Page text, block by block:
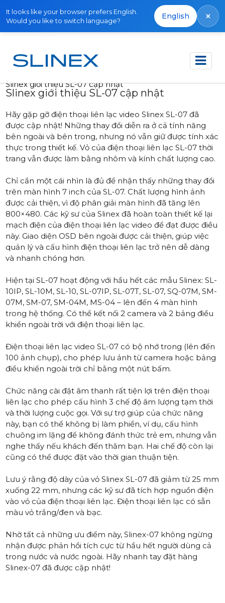
It looks like your browser prefers English.
Would you like to switch language?
English ×
Trang chủ Tin tức
Slinex giới thiệu SL-07 cập nhật
Slinex giới thiệu SL-07 cập nhật
Hãy gặp gỡ điện thoại liên lạc video Slinex SL-07 đã
được cập nhật! Những thay đổi diễn ra ở cả tính năng
bên ngoài và bên trong, nhưng nó vẫn giữ được tính xác
thực trong thiết kế. Vỏ của điện thoại liên lạc SL-07 thời
trang vẫn được làm bằng nhôm và kính chất lượng cao.
Chỉ cần một cái nhìn là đủ để nhận thấy những thay đổi
trên màn hình 7 inch của SL-07. Chất lượng hình ảnh
được cải thiện, vì độ phân giải màn hình đã tăng lên
800×480. Các kỹ sư của Slinex đã hoàn toàn thiết kế lại
mạch điện của điện thoại liên lạc video để đạt được điều
này. Giao diện OSD bên ngoài được cải thiện, giúp việc
quản lý và cấu hình điện thoại liên lạc trở nên dễ dàng
và nhanh chóng hơn.
Hiện tại SL-07 hoạt động với hầu hết các mẫu Slinex: SL-
10IP, SL-10M, SL-10, SL-07IP, SL-07T, SL-07, SQ-07M, SM-
07M, SM-07, SM-04M, MS-04 – lên đến 4 màn hình
trong hệ thống. Có thể kết nối 2 camera và 2 bảng điều
khiển ngoài trời với điện thoại liên lạc.
Điện thoại liên lạc video SL-07 có bộ nhớ trong (lên đến
100 ảnh chụp), cho phép lưu ảnh từ camera hoặc bảng
điều khiển ngoài trời chỉ bằng một nút bấm.
Chức năng cài đặt âm thanh rất tiện lợi trên điện thoại
liên lạc cho phép cấu hình 3 chế độ âm lượng tạm thời
và thời lượng cuộc gọi. Với sự trợ giúp của chức năng
này, bạn có thể không bị làm phiền, ví dụ, cấu hình
chuông im lặng để không đánh thức trẻ em, nhưng vẫn
nghe thấy nếu khách đến thăm bạn. Hai chế độ còn lại
cũng có thể được đặt vào thời gian thuận tiện.
Lưu ý rằng độ dày của vỏ Slinex SL-07 đã giảm từ 25 mm
xuống 22 mm, nhưng các kỹ sư đã tích hợp nguồn điện
vào vỏ của điện thoại liên lạc. Điện thoại liên lạc có sẵn
màu vỏ trắng/đen và bạc.
Nhờ tất cả những ưu điểm này, Slinex-07 không ngừng
nhận được phản hồi tích cực từ hầu hết người dùng cả
trong nước và nước ngoài. Hãy nhanh tay đặt hàng
Slinex-07 đã được cập nhật!